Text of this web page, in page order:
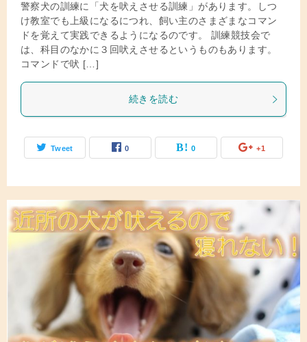
警察犬の訓練に「犬を吠えさせる訓練」があります。しつ
け教室でも上級になるにつれ、飼い主のさまざまなコマン
ドを覚えて実践できるようになるのです。 訓練競技会で
は、科目のなかに３回吠えさせるというものもあります。
コマンドで吠 […]
続きを読む
Tweet 0 0 +1